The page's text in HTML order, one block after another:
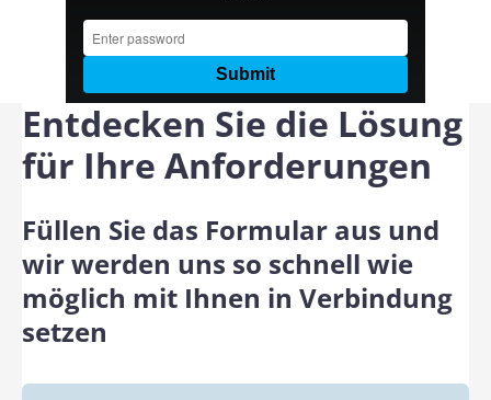
Entdecken Sie die Lösung
für Ihre Anforderungen
Füllen Sie das Formular aus und
wir werden uns so schnell wie
möglich mit Ihnen in Verbindung
setzen